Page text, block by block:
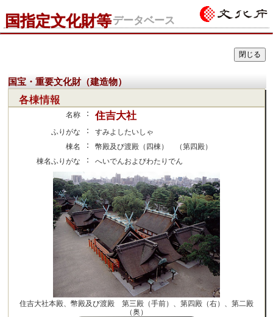
国指定文化財等データベース
国宝・重要文化財（建造物）
各棟情報
名称 ： 住吉大社
ふりがな ：
すみよしたいしゃ
棟名
：
幣殿及び渡殿（四棟） （第四殿）
棟名ふりがな
： へいでんおよびわたりでん
住吉大社本殿、幣殿及び渡殿 第三殿（手前）、第四殿（右）、第二殿
（奥）